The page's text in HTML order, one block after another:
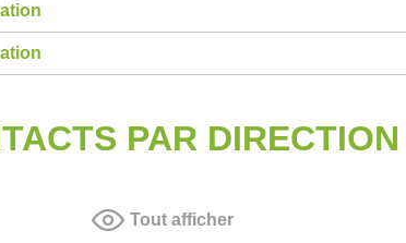
PAR DIRECTION
Tout afficher